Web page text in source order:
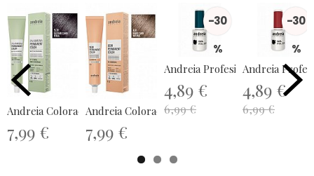
Andreia Coloración Permanente Sin...
7,99 €
Andreia Coloración Demi Permanente...
7,99 €
-30
%
Andreia Profesional Gel Polish...
4,89 €
6,99 €
-30
%
Andreia
4,89 €
6,99 €